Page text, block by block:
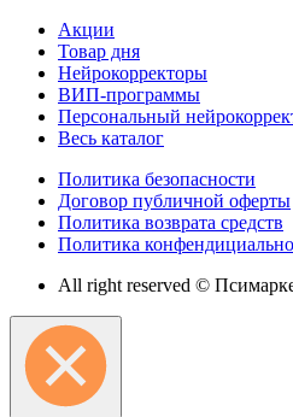
Акции
Товар дня
Нейрокорректоры
ВИП-программы
Персональный
Весь каталог
Политика безопасности
Договор публичной оферты
Политика возврата средств
Политика
All right reserved ©